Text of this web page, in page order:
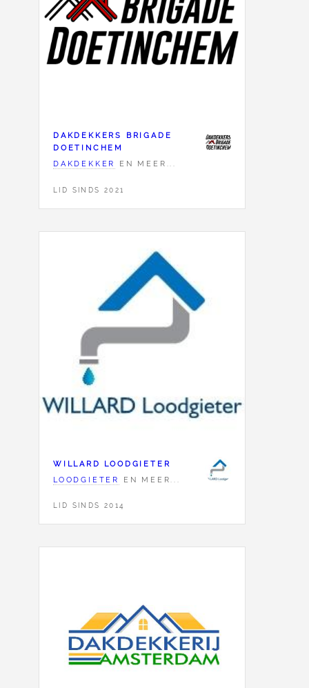
DAKDEKKERS BRIGADE
DOETINCHEM
DAKDEKKER
EN MEER...
LID SINDS 2021
WILLARD LOODGIETER
LOODGIETER
EN MEER...
LID SINDS 2014